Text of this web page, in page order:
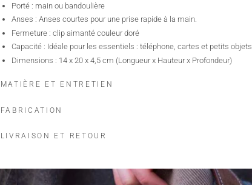
Porté : main ou bandoulière
Anses : Anses courtes pour une prise rapide à la main.
Fermeture : clip aimanté couleur doré
Capacité : Idéale pour les essentiels : téléphone, cartes et petits objets
Dimensions : 14 x 20 x 4,5 cm (Longueur x Hauteur x Profondeur)
MATIÈRE ET ENTRETIEN
FABRICATION
LIVRAISON ET RETOUR